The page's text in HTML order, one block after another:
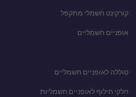
קורקינט חשמלי מתקפל
אופניים חשמליים
סוללה לאופניים חשמליים
חלקי חילוף לאופניים חשמליות